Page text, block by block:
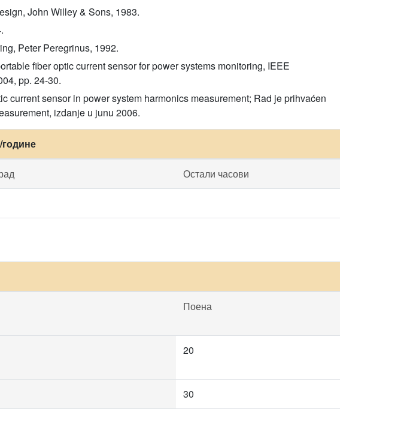
John Willey & Sons, 1983.
Peter Peregrinus, 1992.
fiber optic current sensor for power systems monitoring, IEEE
pp. 24-30.
sensor in power system harmonics measurement; Rad je prihvaćen
izdanje u junu 2006.
Остали часови
Поена
20
30